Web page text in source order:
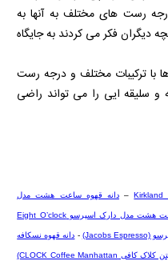
رست های مختلف به آنها به
دیگران فکر می کردند به جایگاه
ها با ترکیبات مختلف و درجه رست
و سلیقه ایی را می تواند راضی
Kirkland
– دانه قهوه ساعت هشت مدل
هشت مدل دارک اسپرسوEight O’clock
(Jacobs Espresso)
- دانه قهوه نسکافه
کلاک کافی (CLOCK Coffee Manhattan